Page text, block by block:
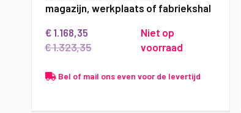
magazijn, werkplaats of fabriekshal
€ 1.168,35
€ 1.323,35
Niet op
voorraad
Bel of mail ons even voor de levertijd